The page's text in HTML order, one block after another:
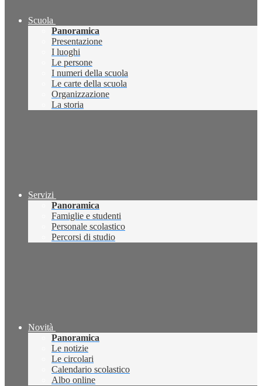
Scuola
Panoramica
Presentazione
I luoghi
Le persone
I numeri della scuola
Le carte della scuola
Organizzazione
La storia
Servizi
Panoramica
Famiglie e studenti
Personale scolastico
Percorsi di studio
Novità
Panoramica
Le notizie
Le circolari
Calendario scolastico
Albo online